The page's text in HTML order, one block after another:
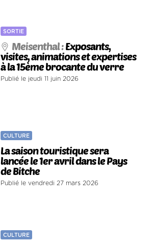
SORTIE
Meisenthal :Exposants,
visites, animations et expertises
à la 15ème brocante du verre
Publié le jeudi 11 juin 2026
CULTURE
La saison touristique sera
lancée le 1er avril dans le Pays
de Bitche
Publié le vendredi 27 mars 2026
CULTURE